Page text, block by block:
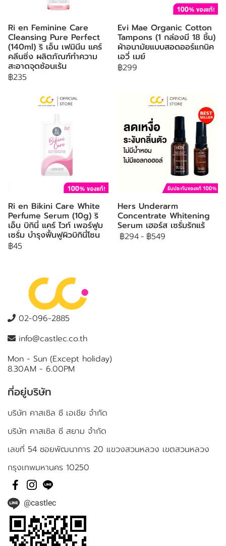
Ri en Feminine Care
Cleansing Pure Perfect
(140ml) ริ เอ็น เฟมินีน แคร์
คลีนซิ่ง ผลิตภัณฑ์ทำความ
สะอาดจุดซ้อนเร้น
฿235
Evi Mae Organic Cotton
Tampons (1 กล่องมี 18 ชิ้น)
ผ้าอนามัยแบบสอดออร์แกนิค
เอวี่ เมย์
฿299
Ri en Bikini Care White
Perfume Serum (10g) ริ
เอ็น บิกินี่ แคร์ ไวท์ เพอร์ฟูม
เซรั่ม บำรุงฟื้นฟูผิวบิกินี่โซน
฿45
Hers Underarm
Concentrate Whitening
Serum เฮอร์ส เซรั่มรักแร้
฿294- ฿549
02-096-2885
info@castlec.co.th
Mon - Sun (Except holiday)
8.30AM - 6.00PM
ที่อยู่บริษัท
บริษัท คาสเซิล ซี เอเชีย จำกัด
บริษัท คาสเซิล ซี สยาม จำกัด
เลขที่ 54 ซอยพัฒนาการ 20 แขวงสวนหลวง เขตสวนหลวง
กรุงเทพมหานคร 10250
@castlec